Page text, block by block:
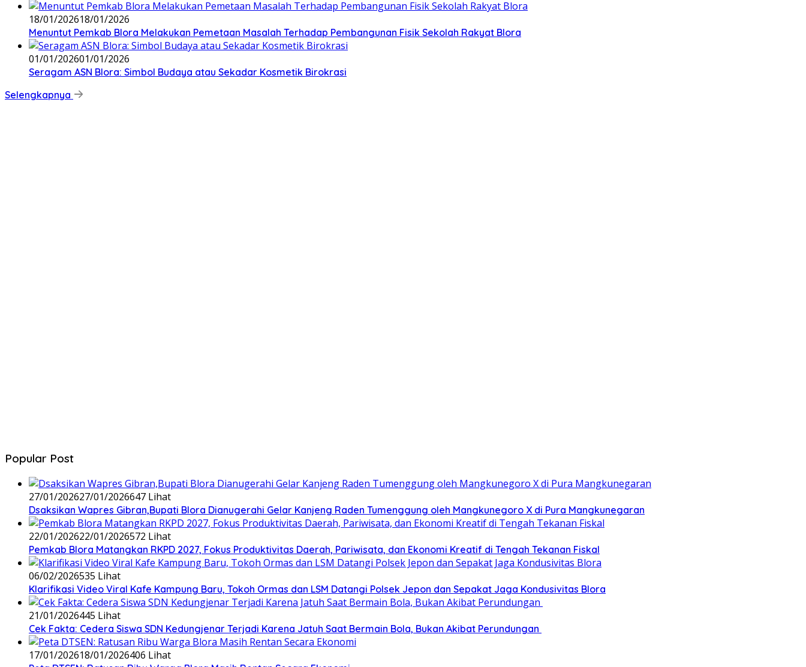
18/01/202618/01/2026
‎Menuntut Pemkab Blora Melakukan Pemetaan Masalah Terhadap Pembangunan Fisik Sekolah Rakyat Blora
01/01/202601/01/2026
‎Seragam ASN Blora: Simbol Budaya atau Sekadar Kosmetik Birokrasi
Selengkapnya
Popular Post
27/01/202627/01/2026647 Lihat
‎Dsaksikan Wapres Gibran,Bupati Blora Dianugerahi Gelar Kanjeng Raden Tumenggung oleh Mangkunegoro X di Pura Mangkunegaran
22/01/202622/01/2026572 Lihat
‎Pemkab Blora Matangkan RKPD 2027, Fokus Produktivitas Daerah, Pariwisata, dan Ekonomi Kreatif di Tengah Tekanan Fiskal
06/02/2026535 Lihat
‎Klarifikasi Video Viral Kafe Kampung Baru, Tokoh Ormas dan LSM Datangi Polsek Jepon dan Sepakat Jaga Kondusivitas Blora
21/01/2026445 Lihat
Cek Fakta: Cedera Siswa SDN Kedungjenar Terjadi Karena Jatuh Saat Bermain Bola, Bukan Akibat Perundungan ‎
17/01/202618/01/2026406 Lihat